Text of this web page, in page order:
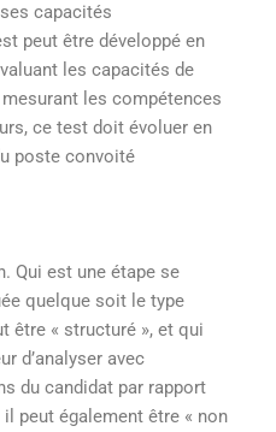
capacités
peut être développé en
les capacités de
les compétences
ce test doit évoluer en
poste convoité
Qui est une étape se
quelque soit le type
être « structuré », et qui
d’analyser avec
du candidat par rapport
peut également être « non